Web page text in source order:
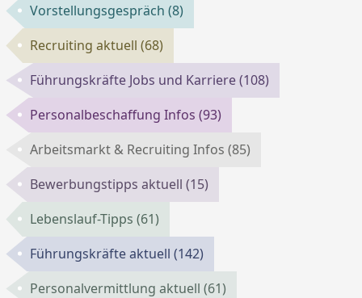
Vorstellungsgespräch(8)
Recruiting aktuell(68)
Führungskräfte Jobs und Karriere(108)
Personalbeschaffung Infos(93)
Arbeitsmarkt & Recruiting Infos(85)
Bewerbungstipps aktuell(15)
Lebenslauf-Tipps(61)
Führungskräfte aktuell(142)
Personalvermittlung aktuell(61)